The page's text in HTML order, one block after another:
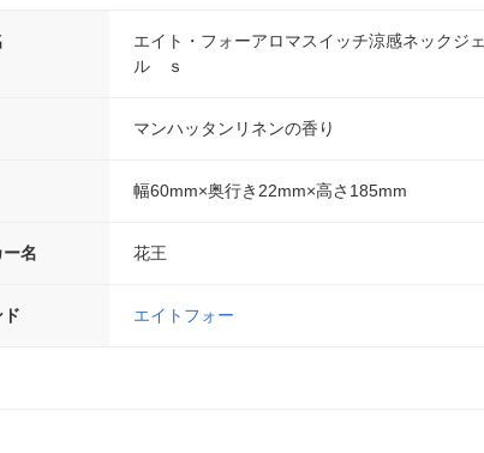
エイト・フォーアロマスイッチ涼感ネックジェ
ル ｓ
マンハッタンリネンの香り
幅60mm×奥行き22mm×高さ185mm
ー名 花王
エイトフォー